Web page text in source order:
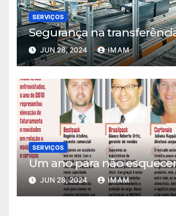
SERVIÇOS
Segurança na
JUN 28, 2024 IMAM
SERVIÇOS
Um ano para não esquecer
JUN 28, 2024 IMAM